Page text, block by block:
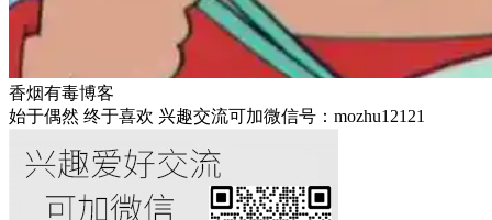
香烟有毒博客
始于偶然 终于喜欢 兴趣交流可加微信号：mozhu12121